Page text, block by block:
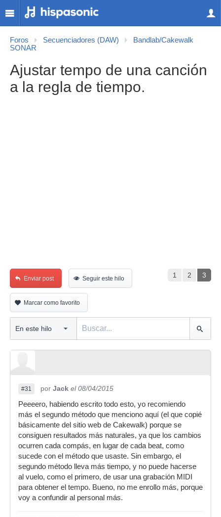
Foros Secuenciadores (DAW)
Bandlab/Cakewalk
SONAR
Ajustar tempo de una canción
a la regla de tiempo.
1 2 3
Enviar post Seguir este hilo
Marcar como favorito
#31 por Jack el 08/04/2015
Peeeero, habiendo escrito todo esto, yo recomiendo
más el segundo método que menciono aquí (el que copié
básicamente del sitio web de Cakewalk) porque se
consiguen resultados más naturales, ya que los cambios
ocurren cada compás, en lugar de cada beat, como
sucede con el método que usaste. Sin embargo, el
segundo método lleva más tiempo, y no puede hacerse
al vuelo, como el primero, de usar una grabación MIDI
para obtener el tempo. Bueno, no me enrollo más, porque
voy a confundir al personal más.